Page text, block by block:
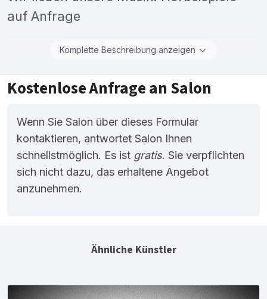
auf Anfrage
Komplette Beschreibung anzeigen
Kostenlose Anfrage an Salon
Wenn Sie Salon über dieses Formular
kontaktieren, antwortet Salon Ihnen
schnellstmöglich. Es ist gratis. Sie verpflichten
sich nicht dazu, das erhaltene Angebot
anzunehmen.
Ähnliche Künstler